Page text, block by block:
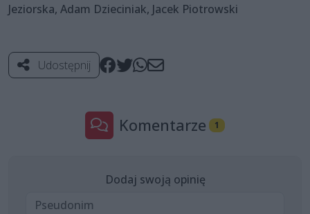
Jeziorska, Adam Dzieciniak, Jacek Piotrowski
Udostępnij
Komentarze 1
Dodaj swoją opinię